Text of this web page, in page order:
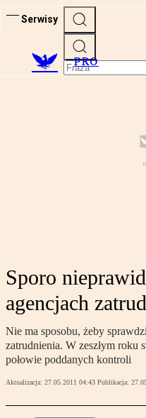
Serwisy
PRO
Sporo
agencjach
Nie ma sposobu, żeby
zatrudnienia. W zeszłym roku
połowie poddanych kontroli
Aktualizacja: 27.05.2011 04:43 Publikacja: